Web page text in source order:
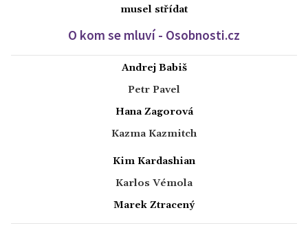
musel střídat
O kom se mluví - Osobnosti.cz
Andrej Babiš
Petr Pavel
Hana Zagorová
Kazma Kazmitch
Kim Kardashian
Karlos Vémola
Marek Ztracený